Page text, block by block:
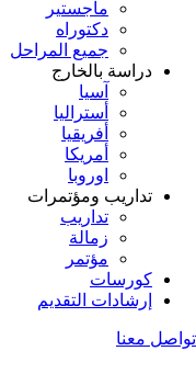
ماجستير
دكتوراه
جميع المراحل
دراسة بالخارج
آسيا
أستراليا
أفريقيا
أمريكا
اوروبا
تداريب ومؤتمرات
تداريب
زمالة
مؤتمر
كورسات
إرشادات التقديم
تواصل معنا